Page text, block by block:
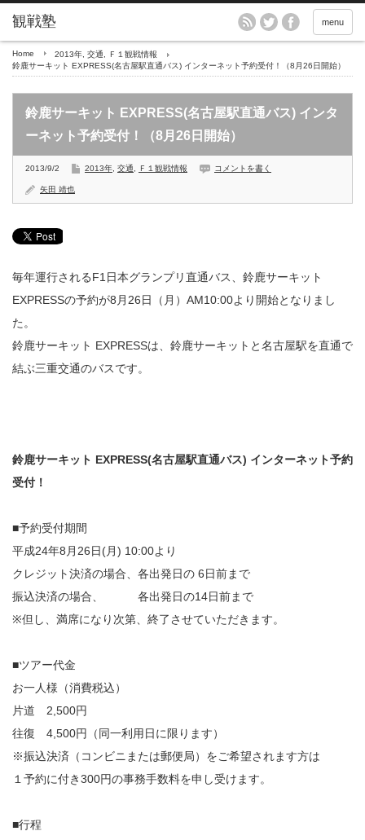
menu
Home 2013年 交通
Ｆ１観戦情報
鈴鹿サーキット EXPRESS(名古屋駅直通バス) インターネット予約受付！（8月26日開始）
鈴鹿サーキット EXPRESS(名古屋駅直通バス) インタ
ーネット予約受付！（8月26日開始）
2013/9/2 2013年 交通 Ｆ１観戦情報 コメントを書く
矢田 靖也
毎年運行されるF1日本グランプリ直通バス、鈴鹿サーキット
EXPRESSの予約が8月26日（月）AM10:00より開始となりまし
た。
鈴鹿サーキット EXPRESSは、鈴鹿サーキットと名古屋駅を直通で
結ぶ三重交通のバスです。
鈴鹿サーキット EXPRESS(名古屋駅直通バス) インターネット予約
受付！
■予約受付期間
平成24年8月26日(月) 10:00より
クレジット決済の場合、各出発日の 6日前まで
振込決済の場合、 各出発日の14日前まで
※但し、満席になり次第、終了させていただきます。
■ツアー代金
お一人様（消費税込）
片道 2,500円
往復 4,500円（同一利用日に限ります）
※振込決済（コンビニまたは郵便局）をご希望されます方は
１予約に付き300円の事務手数料を申し受けます。
■行程